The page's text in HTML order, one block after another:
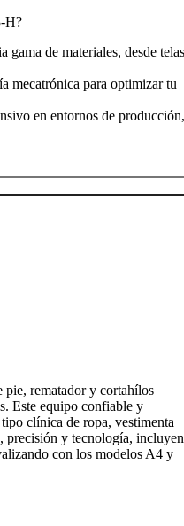
H?
gama de materiales, desde telas
mecatrónica para optimizar tu
en entornos de producción,
rematador y cortahílos
Este equipo confiable y
clínica de ropa, vestimenta
precisión y tecnología,
con los modelos A4 y